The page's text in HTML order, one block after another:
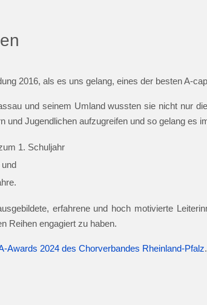
2016, als es uns gelang, eines der besten A-
und seinem Umland wussten sie nicht nur
Jugendlichen aufzugreifen und so gelang es
1. Schuljahr
erfahrene und hoch motivierte
Reihen engagiert zu haben.
Awards 2024 des Chorverbandes Rheinland-Pfalz.